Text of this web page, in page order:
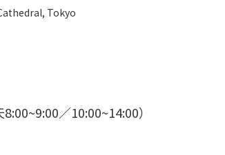
Tokyo
／10:00~14:00）